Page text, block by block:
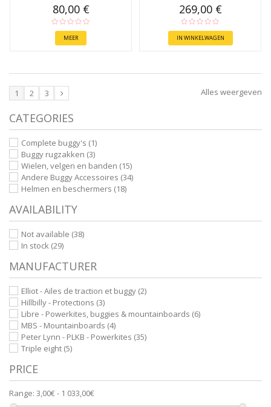
80,00 €
MEER
269,00 €
IN WINKELWAGEN
Alles weergeven
1 2 3
CATEGORIES
Complete buggy's (1)
Buggy rugzakken (3)
Wielen, velgen en banden (15)
Andere Buggy Accessoires (34)
Helmen en beschermers (18)
AVAILABILITY
Not available (38)
In stock (29)
MANUFACTURER
Elliot - Ailes de traction et buggy (2)
Hillbilly - Protections (3)
Libre - Powerkites, buggies & mountainboards (6)
MBS - Mountainboards (4)
Peter Lynn - PLKB - Powerkites (35)
Triple eight (5)
PRICE
Range: 3,00€ - 1 033,00€